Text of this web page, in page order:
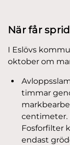
När får
I Eslövs
oktober om
timmar
centimeter.
Fosforfilter
endast